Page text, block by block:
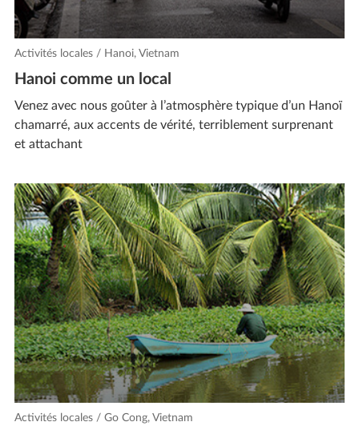
Activités locales / Hanoi, Vietnam
Hanoi comme un local
Venez avec nous goûter à l’atmosphère typique d’un Hanoï
chamarré, aux accents de vérité, terriblement surprenant
et attachant
Activités locales / Go Cong, Vietnam